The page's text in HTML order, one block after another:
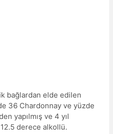
bağlardan elde edilen
36 Chardonnay ve yüzde
yapılmış ve 4 yıl
derece alkollü.